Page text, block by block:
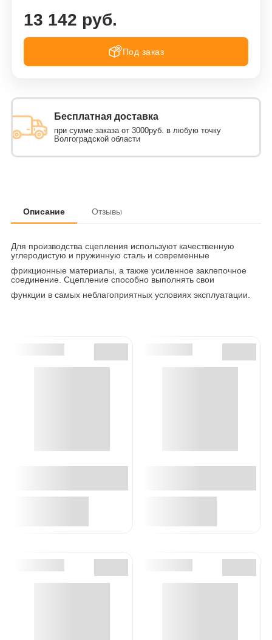
13 142 руб.
Под заказ
Бесплатная доставка
при сумме заказа от 3000руб. в любую точку
Волгоградской области
Описание Отзывы
Для производства сцепления используют качественную
углеродистую и пружинную сталь и современные
фрикционные материалы, а также усиленное заклепочное
соединение. Сцепление способно выполнять свои
функции в самых неблагоприятных условиях эксплуатации.